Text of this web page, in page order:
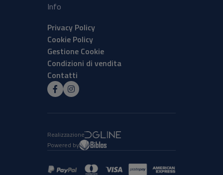
Info
Privacy Policy
Cookie Policy
Gestione Cookie
Condizioni di vendita
Contatti
Realizzazione
Powered by